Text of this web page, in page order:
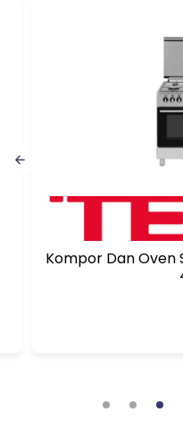
Kompor Dan Oven